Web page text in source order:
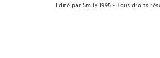
Edité par Smily 1995 - Tous droits